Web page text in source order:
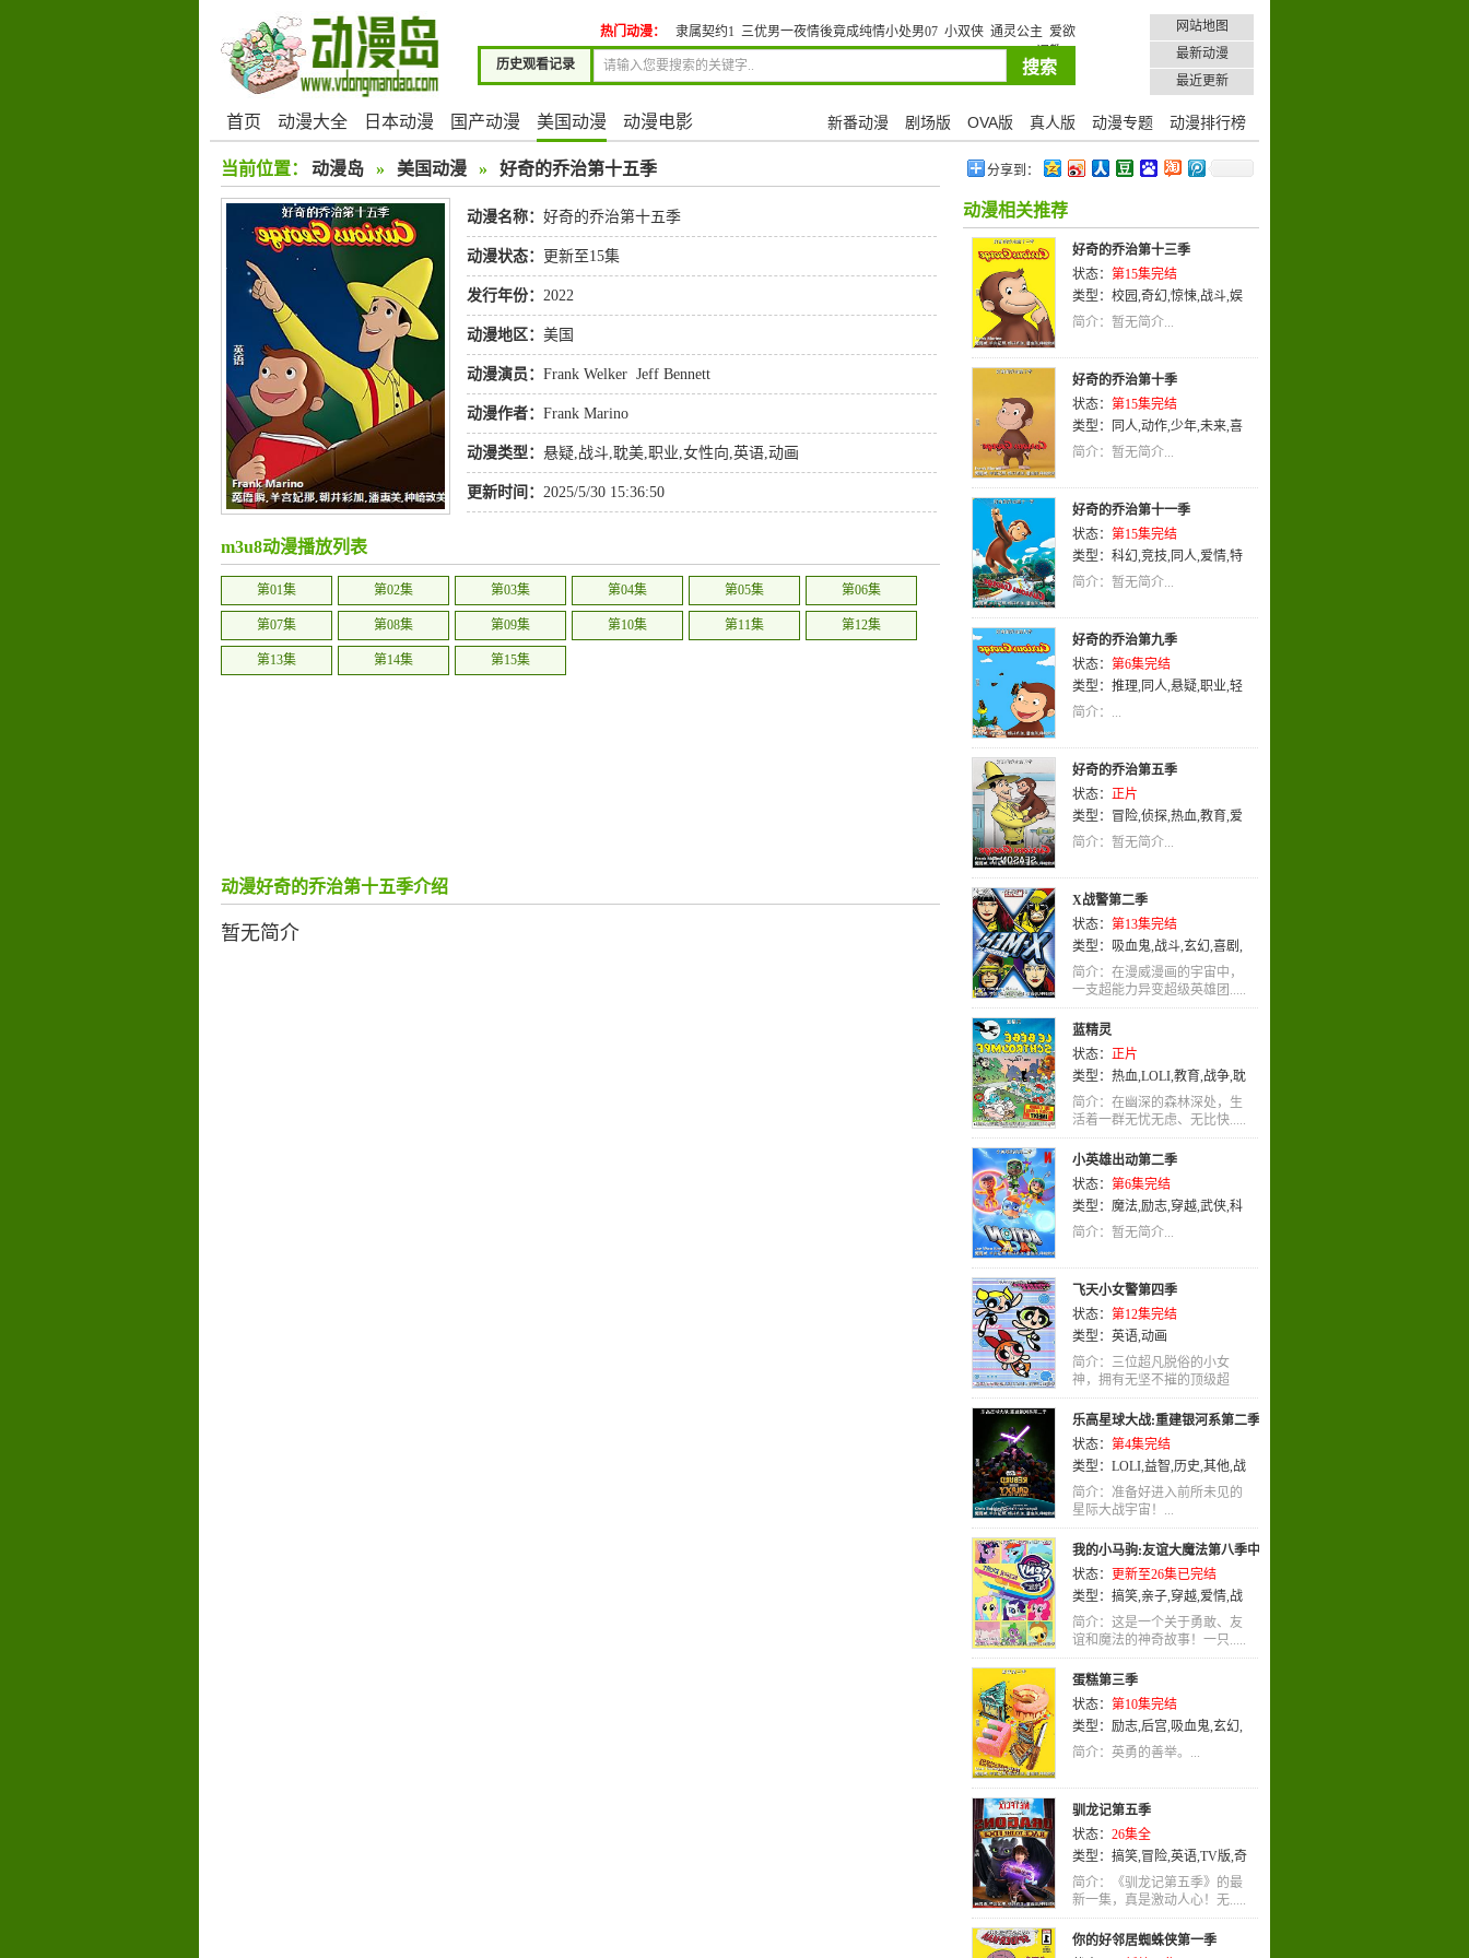
历史观看记录
热门动漫： 隶属契约1 三优男一夜情後竟成纯情小处男07 小双侠 通灵公主 爱欲
网站地图
最新动漫
最近更新
首页 动漫大全 日本动漫 国产动漫 美国动漫 动漫电影 新番动漫 剧场版 OVA版 真人版 动漫专题 动漫排行榜
当前位置： 动漫岛 » 美国动漫 » 好奇的乔治第十五季
动漫名称： 好奇的乔治第十五季
动漫状态： 更新至15集
发行年份： 2022
动漫地区： 美国
动漫演员： Frank Welker Jeff Bennett
动漫作者： Frank Marino
动漫类型： 悬疑,战斗,耽美,职业,女性向,英语,动画
更新时间： 2025/5/30 15:36:50
m3u8动漫播放列表
第01集 第02集 第03集 第04集 第05集 第06集
第07集 第08集 第09集 第10集 第11集 第12集
第13集 第14集 第15集
动漫好奇的乔治第十五季介绍
暂无简介
分享到：
动漫相关推荐
好奇的乔治第十三季
状态： 第15集完结
类型： 校园,奇幻,惊悚,战斗,娱
乐,英语,动画
简介：暂无简介...
好奇的乔治第十季
状态： 第15集完结
类型：
同人,动作,少年,未来,喜
剧,英语,动画
简介：暂无简介...
好奇的乔治第十一季
状态： 第15集完结
类型： 科幻,竞技, 同人,爱情,特
摄,英语,动画
简介：暂无简介...
好奇的乔治第九季
状态： 第6集完结
类型： 推理, 同人,悬疑,职业,轻
松,英语
简介：...
好奇的乔治第五季
状态： 正片
类型： 冒险,侦探,热血,教育,爱
情,惊悚,穿越,玄幻
轻松,科幻,宠物,亲情,神话,运动,
励志,LOLI,吸血鬼
会,艺术,真人,真人版
百合,机械,娱乐,女性向,机战,魔
法,少女,动作,耽美,剧情,刑侦
理,萝莉,战争,战斗,歌舞,少年,职
业,竞技,恐怖,特摄,泡面番,童话,
后宫,英语
简介：暂无简介...
X战警第二季
状态： 第13集完结
类型： 吸血鬼,战斗,玄幻,喜剧 ,
科幻,冒险,英语,动作,动画
简介：在漫威漫画的宇宙中，
一支超能力异变超级英雄团.....
蓝精灵
状态： 正片
类型： 热血,LOLI,教育,战争,耽
美,英语,奇幻,动画,喜剧
简介：在幽深的森林深处，生
活着一群无忧无虑、无比快.....
小英雄出动第二季
状态： 第6集完结
类型： 魔法,励志,穿越,武侠,科
幻,冒险,英语,奇幻
简介：暂无简介...
飞天小女警第四季
状态： 第12集完结
类型： 英语,动画
简介：三位超凡脱俗的小女
神，拥有无坚不摧的顶级超
级.....
乐高星球大战:重建银河系第二季
状态： 第4集完结
类型： LOLI,益智,历史,其他,战
斗,科幻,冒险,英语 奇幻,动作,动
画 ,喜剧
简介：准备好进入前所未见的
星际大战宇宙！...
我的小马驹:友谊大魔法第八季中
配版
状态： 更新至26集已完结
类型： 搞笑,亲子,穿越,爱情,战
斗,恋爱,真人,青春,真人版 少女
百合,魔法
简介：这是一个关于勇敢、友
谊和魔法的神奇故事！一只.....
蛋糕第三季
状态： 第10集完结
类型： 励志,后宫,吸血鬼,玄幻,
娱乐,英语,动画,喜剧
简介：英勇的善举。...
驯龙记第五季
状态： 26集全
类型： 搞笑,冒险,英语,TV版,奇
幻
简介：《驯龙记第五季》的最
新一集，真是激动人心！无.....
你的好邻居蜘蛛侠第一季